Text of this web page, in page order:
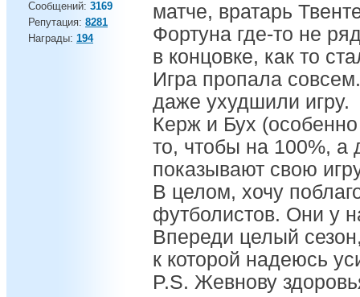
Сообщений: 3169
Репутация: 8281
Награды: 194
матче, вратарь
Фортуна где-то не
в концовке, как то
Игра пропала
даже ухудшили игру.
Керж и Бух
то, чтобы на 100%, а
показывают свою
В целом, хочу
футболистов. Они у
Впереди целый
к которой надеюсь
P.S. Жевнову